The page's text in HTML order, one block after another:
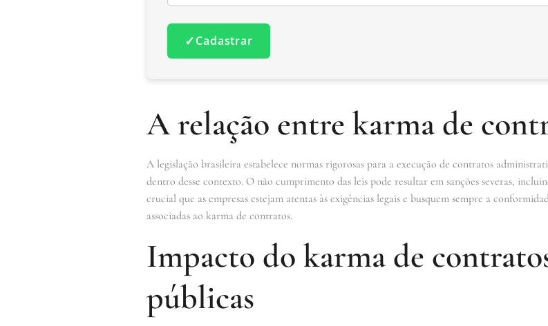
✓Cadastrar
A relação entre karma de
A legislação brasileira estabelece normas rigorosas para a execução de contratos
dentro desse contexto. O não cumprimento das leis pode resultar em sanções severas,
crucial que as empresas estejam atentas às exigências legais e busquem sempre a
associadas ao karma de contratos.
Impacto do karma de
públicas